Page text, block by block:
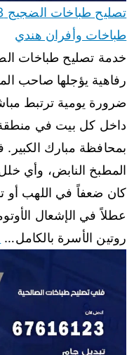
طباخات وأفران هندي
خدمة تصليح طباخات
رفاهية يؤجلها صاحب
ضرورة يومية ترتبط
داخل كل بيت في
بمحافظة مبارك الكبير.
المطبخ النابض، وأي
كان ضعفاً في اللهب أو
عطلاً في الإشعال
روتين الأسرة بالكامل…